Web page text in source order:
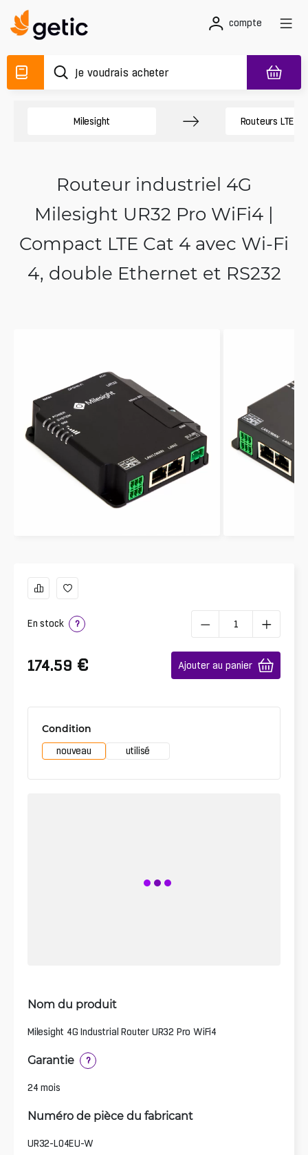
compte
Milesight Routeurs LTE
Routeur industriel 4G
Milesight UR32 Pro WiFi4 |
Compact LTE Cat 4 avec Wi‑Fi
4, double Ethernet et RS232
En stock ?
174.59 € Ajouter au panier
Condition
nouveau utilisé
Nom du produit
Milesight 4G Industrial Router UR32 Pro WiFi4
Garantie ?
24 mois
Numéro de pièce du fabricant
UR32-L04EU-W